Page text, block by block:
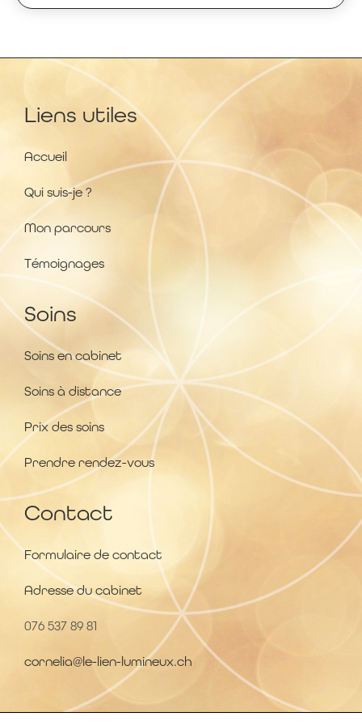
Liens utiles
Accueil
Qui suis-je ?
Mon parcours
Témoignages
Soins
Soins en cabinet
Soins à distance
Prix des soins
Prendre rendez-vous
Contact
Formulaire de contact
Adresse du cabinet
076 537 89 81
cornelia@le-lien-lumineux.ch